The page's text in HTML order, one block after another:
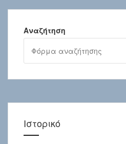
Αναζήτηση
Ιστορικό